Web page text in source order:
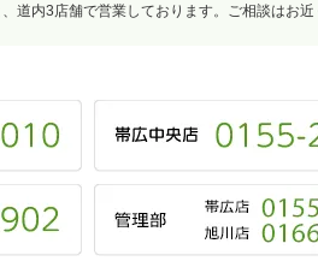
道内3店舗で営業しております。ご相談はお近